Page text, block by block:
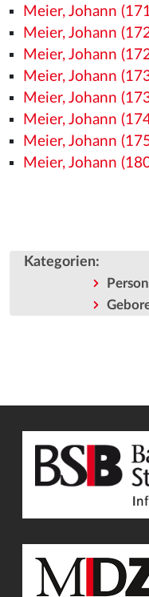
Meier, Johann
Meier, Johann
Meier, Johann
Meier, Johann
Meier, Johann
Meier, Johann
Meier, Johann
Meier, Johann
Kategorien:
Person